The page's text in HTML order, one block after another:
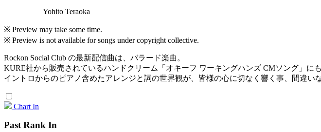
Yohito Teraoka
※ Preview may take some time.
※ Preview is not available for songs under copyright collective.
Rockon Social Club の最新配信曲は、バラード楽曲。
KURE社から販売されているハンドクリーム「オキーフ ワーキングハンズ CMソング」に
イントロからのピアノ含めたアレンジと詞の世界観が、皆様の心に切なく響く事、間違い
Chart In
Past Rank In